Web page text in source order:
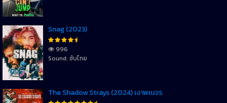
Snag (2023)
996
Sound: ซับไทย
The Shadow Strays (2024) เงาพเนจร